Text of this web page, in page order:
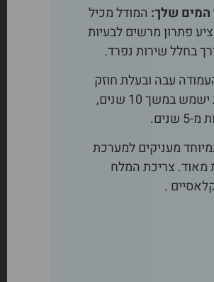
המודל מכיל
פתרון מרשים לבעיות
בחלל שירות נפרד.
עבה ובעלת חוזק
גבוה העשוי מקומפוזיט הומוגנית בסיבי זכוכית ישמש במשך 10 שנים,
מעניקים למערכת
מאוד. צריכת המלח
.